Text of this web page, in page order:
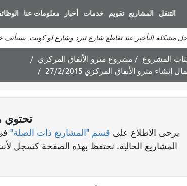
التنقل المشاريع تقويم خدمات أخبار معلومات عنا
مشكلة التأخير عند تقاطع شارع ثيرد وشارع لو كونت. يستأنف
المشروع
مشروع مترو الأنفاق المركزي
إنشاء مترو الأنفاق المركزي 27/2/2015
تحتوي
يرجى الاطلاع على قسم "المشاريع ذات الصلة"
المشاريع الحالية. نحتفظ بهذه الصفحة كسجل